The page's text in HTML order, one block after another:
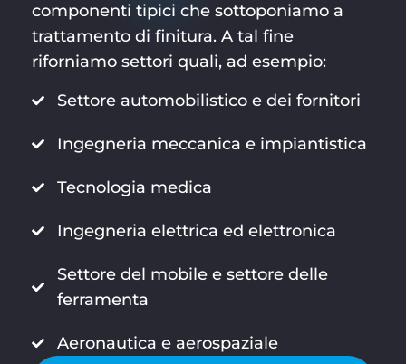
componenti tipici che sottoponiamo a
trattamento di finitura. A tal fine
riforniamo settori quali, ad esempio:
Settore automobilistico e dei fornitori
Ingegneria meccanica e impiantistica
Tecnologia medica
Ingegneria elettrica ed elettronica
Settore del mobile e settore delle
ferramenta
Aeronautica e aerospaziale